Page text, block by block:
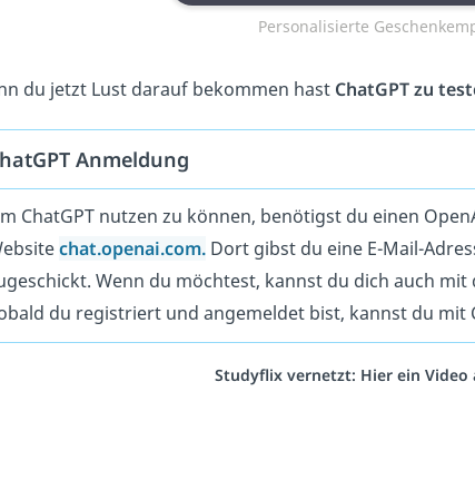
Personalisierte
du jetzt Lust darauf bekommen hast ChatGPT zu
Anmeldung
ChatGPT nutzen zu können, benötigst du einen
chat.openai.com.Dort gibst du eine E-Mail-
Wenn du möchtest, kannst du dich auch
du registriert und angemeldet bist, kannst du mit
Studyflix vernetzt: Hier ein Video